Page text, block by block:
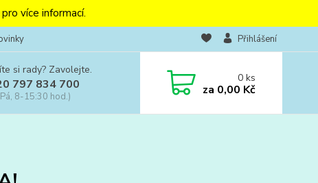
více informací.
Přihlášení
si rady? Zavolejte.
797 834 700
8-15:30 hod.)
0ks
za 0,00 Kč